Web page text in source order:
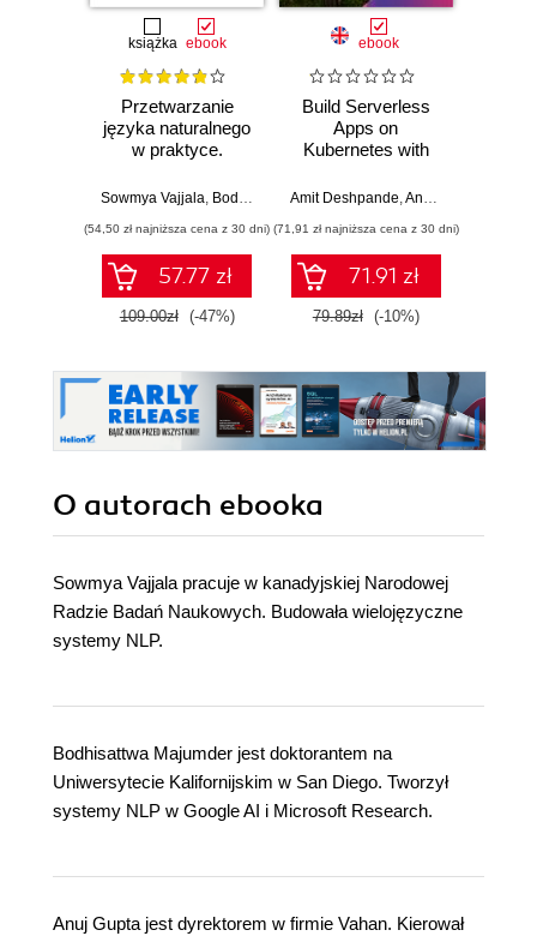
książka ebook
Przetwarzanie
języka naturalnego
w praktyce.
budowie
systemów NLP
Sowmya Vajjala, Bodhisattwa Majumder ,Anuj Gupta
(54,50 zł najniższa cena z 30 dni)
57.77 zł
109.00zł (-47%)
ebook
Build Serverless
Apps on
Kubernetes with
Amit Deshpande,Anuj Gupta
(71,91 zł najniższa cena z 30 dni)
71.91 zł
79.89zł (-10%)
O autorach ebooka
Sowmya Vajjala pracuje w kanadyjskiej Narodowej
Radzie Badań Naukowych. Budowała wielojęzyczne
systemy NLP.
Bodhisattwa Majumder jest doktorantem na
Uniwersytecie Kalifornijskim w San Diego. Tworzył
systemy NLP w Google AI i Microsoft Research.
Anuj Gupta jest dyrektorem w firmie Vahan. Kierował